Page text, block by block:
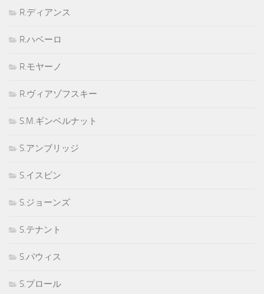
R.ディアンス
R.ハベーロ
R.モヤーノ
R.ヴィアゾフスキー
S.M.ギンベルナット
S.アンブリッジ
S.イスビン
S.ジョーンズ
S.テナント
S.パウィス
S.プロール